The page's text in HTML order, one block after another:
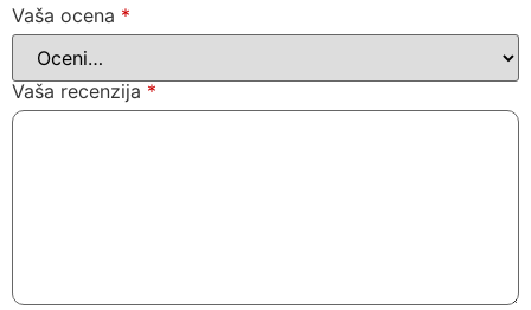
Vaša ocena *
Vaša recenzija *